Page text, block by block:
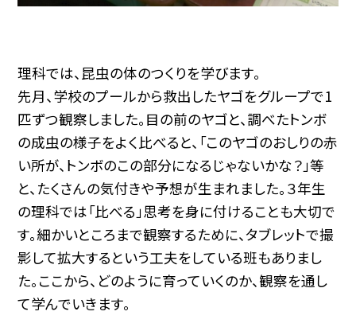
理科では、昆虫の体のつくりを学びます。
先月、学校のプールから救出したヤゴをグループで1
匹ずつ観察しました。目の前のヤゴと、調べたトンボ
の成虫の様子をよく比べると、「このヤゴのおしりの赤
い所が、トンボのこの部分になるじゃないかな？」等
と、たくさんの気付きや予想が生まれました。３年生
の理科では「比べる」思考を身に付けることも大切で
す。細かいところまで観察するために、タブレットで撮
影して拡大するという工夫をしている班もありまし
た。ここから、どのように育っていくのか、観察を通し
て学んでいきます。